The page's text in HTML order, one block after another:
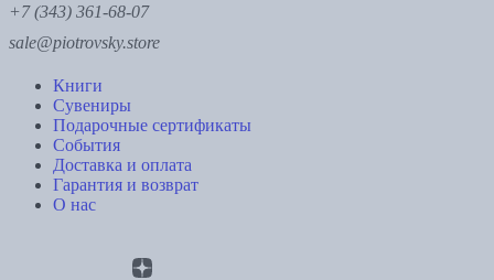
+7 (343) 361-68-07
sale@piotrovsky.store
Книги
Сувениры
Подарочные сертификаты
События
Доставка и оплата
Гарантия и возврат
О нас